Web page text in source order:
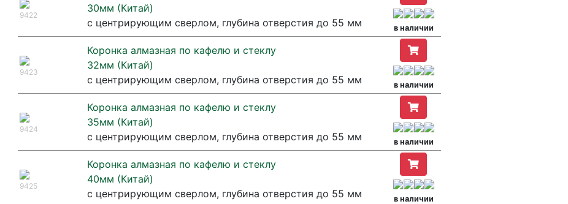
9422
30мм (Китай)
с центрирующим сверлом, глубина отверстия до 55 мм
в наличии
9423
Коронка алмазная по кафелю и стеклу
32мм (Китай)
с центрирующим сверлом, глубина отверстия до 55 мм
в наличии
9424
Коронка алмазная по кафелю и стеклу
35мм (Китай)
с центрирующим сверлом, глубина отверстия до 55 мм
в наличии
9425
Коронка алмазная по кафелю и стеклу
40мм (Китай)
с центрирующим сверлом, глубина отверстия до 55 мм
в наличии